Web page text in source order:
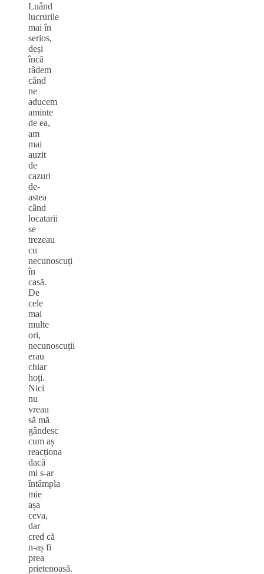
Luând
lucrurile
mai în
serios,
deși
încă
râdem
când
ne
aducem
aminte
de ea,
am
mai
auzit
de
cazuri
de-
astea
când
locatarii
se
trezeau
cu
necunoscuți
în
casă.
De
cele
mai
multe
ori,
necunoscuții
erau
chiar
hoți.
Nici
nu
vreau
să mă
gândesc
cum aș
reacționa
dacă
mi s-ar
întâmpla
mie
așa
ceva,
dar
cred că
n-aș fi
prea
prietenoasă.